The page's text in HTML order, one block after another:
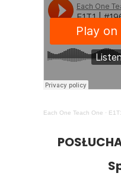
Each One Teach One ·